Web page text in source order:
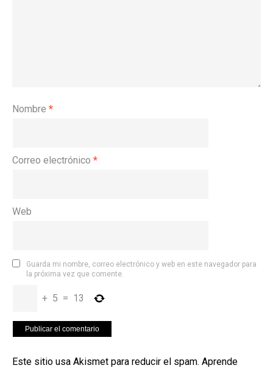
Nombre *
Correo electrónico *
Web
Guarda mi nombre, correo electrónico y web en este navegador para
la próxima vez que comente.
+ 5 = 13
Este sitio usa Akismet para reducir el spam. Aprende